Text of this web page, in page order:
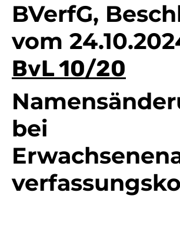
BVerfG,
vom
BvL 10/20
bei